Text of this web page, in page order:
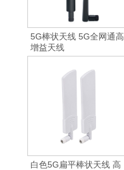
5G棒状天线 5G全网通高
增益天线
白色5G扁平棒状天线 高